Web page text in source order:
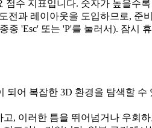
수 지표입니다. 숫자가 높을수
전과 레이아웃을 도입하므로, 준
'Esc' 또는 'P'를 눌러서). 잠시
어 복잡한 3D 환경을 탐색할 수
, 이러한 틈을 뛰어넘거나 우회